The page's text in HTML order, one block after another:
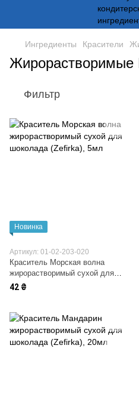
Ингредиенты Красители
Жирорастворимые
Фильтр
Новинка
Артикул: 01-02-203-020
Краситель Морская волна
жирорастворимый сухой для
шоколада (Zefirka)
42 ₴